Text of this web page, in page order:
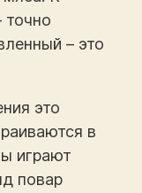
точно
– это
это
в
играют
повар